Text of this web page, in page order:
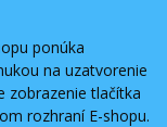
ponúka
na uzatvorenie
zobrazenie tlačítka
rozhraní E-shopu.